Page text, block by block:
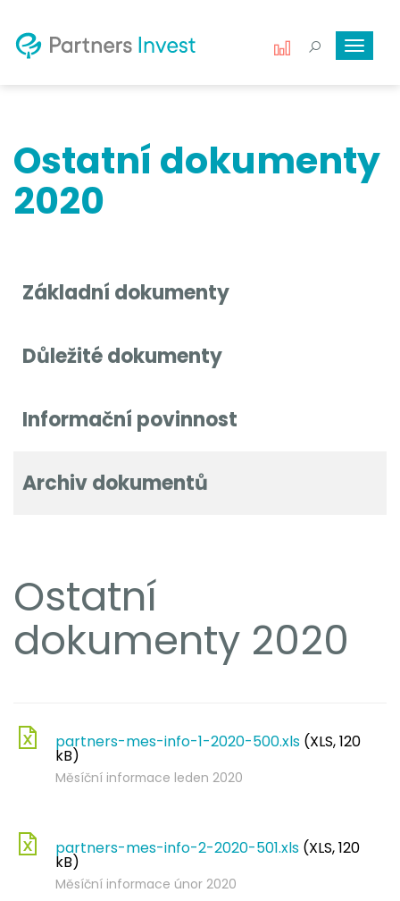
Toggle
Ostatní dokumenty
2020
Základní dokumenty
Důležité dokumenty
Informační povinnost
Archiv dokumentů
Ostatní
dokumenty 2020
partners-mes-info-1-2020-500.xls (XLS, 120
kB)
Měsíční informace leden 2020
partners-mes-info-2-2020-501.xls (XLS, 120
kB)
Měsíční informace únor 2020